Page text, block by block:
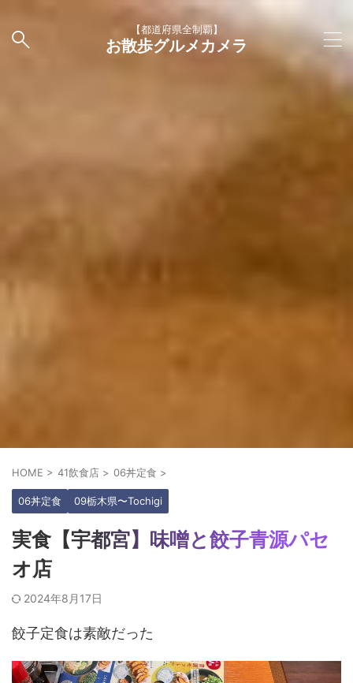
【都道府県全制覇】
お散歩グルメカメラ
HOME > 41飲食店 > 06丼定食 >
06丼定食 09栃木県〜Tochigi
実食【宇都宮】味噌と餃子青源パセ
オ店
2024年8月17日
餃子定食は素敵だった